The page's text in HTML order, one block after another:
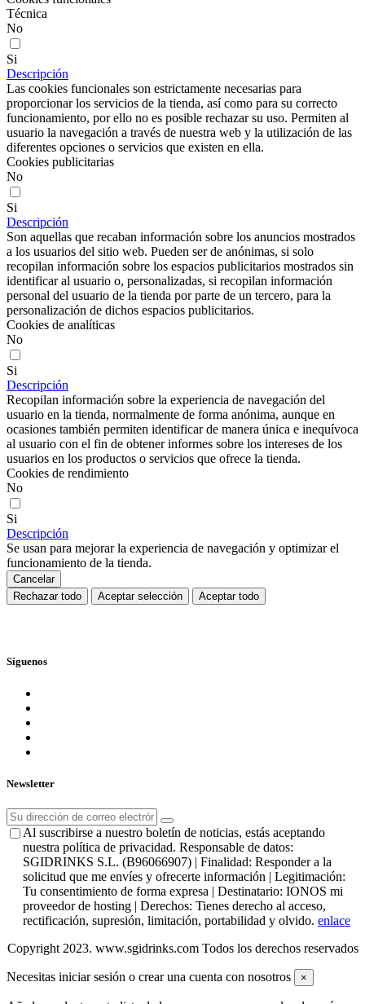
Técnica
No
Si
Descripción
Las cookies funcionales son estrictamente necesarias para
proporcionar los servicios de la tienda, así como para su correcto
funcionamiento, por ello no es posible rechazar su uso. Permiten al
usuario la navegación a través de nuestra web y la utilización de las
diferentes opciones o servicios que existen en ella.
Cookies publicitarias
No
Si
Descripción
Son aquellas que recaban información sobre los anuncios mostrados
a los usuarios del sitio web. Pueden ser de anónimas, si solo
recopilan información sobre los espacios publicitarios mostrados sin
identificar al usuario o, personalizadas, si recopilan información
personal del usuario de la tienda por parte de un tercero, para la
personalización de dichos espacios publicitarios.
Cookies de analíticas
No
Si
Descripción
Recopilan información sobre la experiencia de navegación del
usuario en la tienda, normalmente de forma anónima, aunque en
ocasiones también permiten identificar de manera única e inequívoca
al usuario con el fin de obtener informes sobre los intereses de los
usuarios en los productos o servicios que ofrece la tienda.
Cookies de rendimiento
No
Si
Descripción
Se usan para mejorar la experiencia de navegación y optimizar el
funcionamiento de la tienda.
Cancelar
Rechazar todo
Aceptar selección Aceptar todo
Síguenos
Newsletter
Al suscribirse a nuestro boletín de noticias, estás aceptando
nuestra política de privacidad. Responsable de datos:
SGIDRINKS S.L. (B96066907) | Finalidad: Responder a la
solicitud que me envíes y ofrecerte información | Legitimación:
Tu consentimiento de forma expresa | Destinatario: IONOS mi
proveedor de hosting | Derechos: Tienes derecho al acceso,
rectificación, supresión, limitación, portabilidad y olvido. enlace
Copyright 2023. www.sgidrinks.com Todos los derechos reservados
Necesitas iniciar sesión o crear una cuenta con nosotros ×